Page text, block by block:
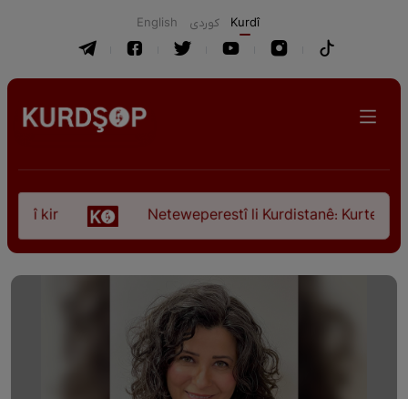
English كوردی Kurdî
Neteweperestî li Kurdistanê: Kurteya